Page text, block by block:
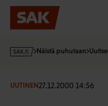
Hyppää
sisältöön
s
·
Näistä puhutaan
UUTINEN27.12.2000 14:56